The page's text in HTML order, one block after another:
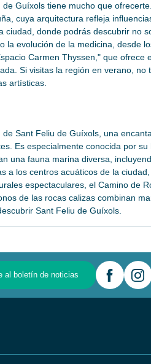
Guíxols tiene mucho que
cuya arquitectura refleja
donde podrás descubrir no
evolución de la medicina, desde
Carmen Thyssen," que ofrece
Si visitas la región en verano,
artísticas.
Sant Feliu de Guíxols, una
Es especialmente conocida por
una fauna marina diversa,
los centros acuáticos de la
espectaculares, el Camino de
de las rocas calizas combinan
Sant Feliu de Guíxols.
al boletín de noticias